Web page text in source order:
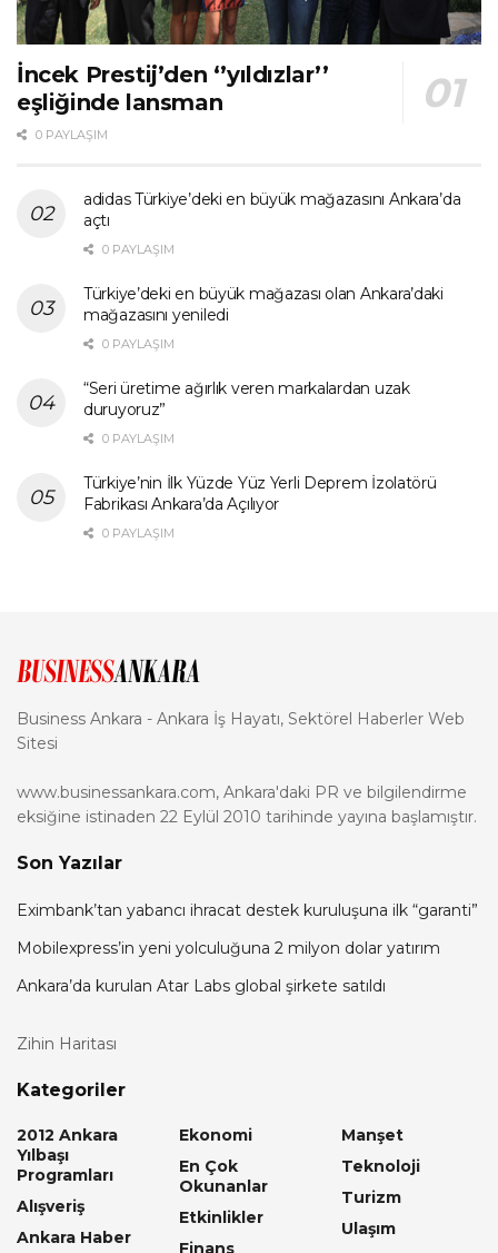
İncek Prestij’den ‘’yıldızlar’’
eşliğinde lansman
0 PAYLAŞIM
adidas Türkiye’deki en büyük mağazasını Ankara’da
açtı
0 PAYLAŞIM
Türkiye’deki en büyük mağazası olan Ankara’daki
mağazasını yeniledi
0 PAYLAŞIM
“Seri üretime ağırlık veren markalardan uzak
duruyoruz”
0 PAYLAŞIM
Türkiye’nin İlk Yüzde Yüz Yerli Deprem İzolatörü
Fabrikası Ankara’da Açılıyor
0 PAYLAŞIM
Business Ankara - Ankara İş Hayatı, Sektörel Haberler Web
Sitesi
www.businessankara.com, Ankara'daki PR ve bilgilendirme
eksiğine istinaden 22 Eylül 2010 tarihinde yayına başlamıştır.
Son Yazılar
Eximbank’tan yabancı ihracat destek kuruluşuna ilk “garanti”
Mobilexpress’in yeni yolculuğuna 2 milyon dolar yatırım
Ankara’da kurulan Atar Labs global şirkete satıldı
Zihin Haritası
Kategoriler
2012 Ankara
Yılbaşı
Programları
Alışveriş
Ankara Haber
Ekonomi
En Çok
Okunanlar
Etkinlikler
Finans
Manşet
Teknoloji
Turizm
Ulaşım